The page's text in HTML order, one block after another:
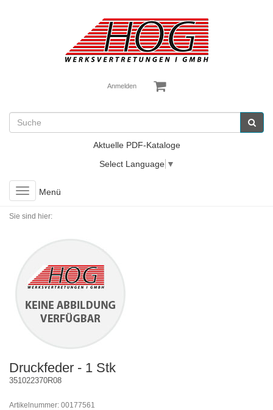
Anmelden
Aktuelle PDF-Kataloge
Select Language ▼
Toggle
navigation
Menü
Sie sind hier:
Druckfeder - 1 Stk
351022370R08
Artikelnummer: 00177561